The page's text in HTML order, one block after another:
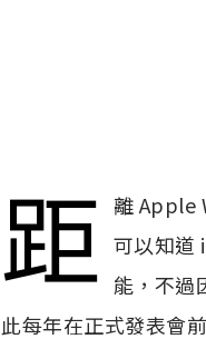
距 離 Apple
可以知道
能，不過
此每年在正式發表會